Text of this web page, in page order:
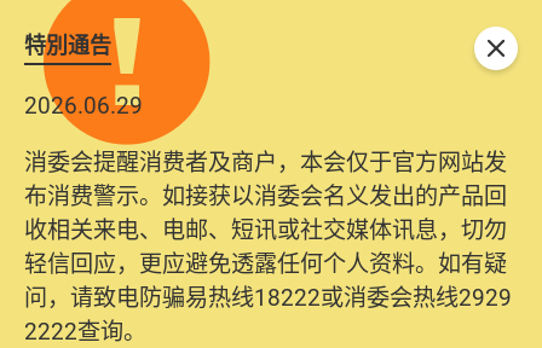
特別通告
2026.06.29
消委会提醒消费者及商户，本会仅于官方网站发
布消费警示。如接获以消委会名义发出的产品回
收相关来电、电邮、短讯或社交媒体讯息，切勿
轻信回应，更应避免透露任何个人资料。如有疑
问，请致电防骗易热线18222或消委会热线2929
2222查询。
关闭